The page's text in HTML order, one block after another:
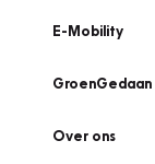
E-Mobility
GroenGedaan
Over ons